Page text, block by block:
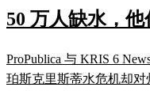
50 万人缺水，
ProPublica 与 KRIS 6
珀斯克里斯蒂水危机却